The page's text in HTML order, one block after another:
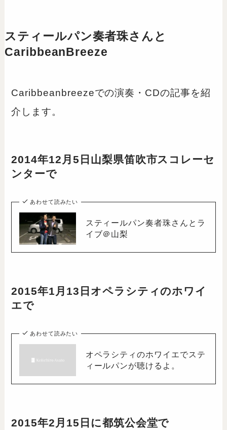
スティールパン奏者珠さんと
CaribbeanBreeze
Caribbeanbreezeでの演奏・CDの記事を紹
介します。
2014年12月5日山梨県笛吹市スコレーセ
ンターで
あわせて読みたい
スティールパン奏者珠さんとラ
イブ＠山梨
2015年1月13日オペラシティのホワイ
エで
あわせて読みたい
オペラシティのホワイエでステ
ィールパンが聴けるよ。
2015年2月15日に都筑公会堂で